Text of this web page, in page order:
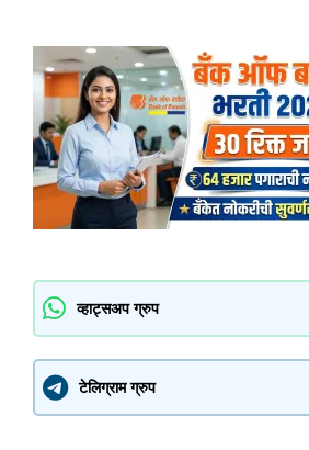
व्हाट्सअप ग्रुप
टेलिग्राम ग्रुप